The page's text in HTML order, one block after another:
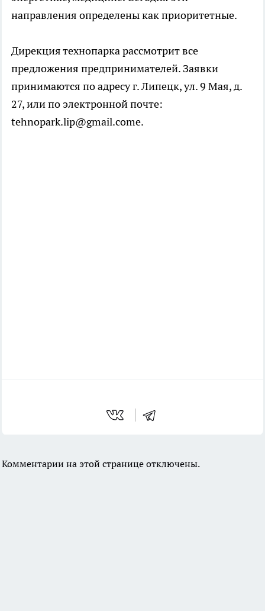
направления определены как приоритетные.
Дирекция технопарка рассмотрит все
предложения предпринимателей. Заявки
принимаются по адресу г. Липецк, ул. 9 Мая, д.
27, или по электронной почте:
tehnopark.lip@gmail.come.
Комментарии на этой странице отключены.